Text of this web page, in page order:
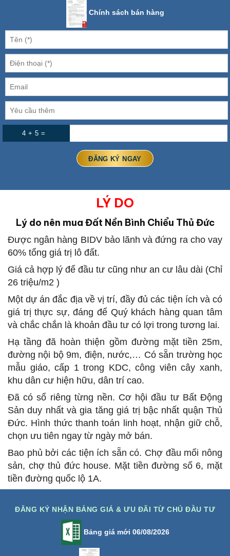
Chính sách bán hàng
4 + 5 =
LÝ DO
Lý do nên mua Đất Nền Bình Chiểu Thủ Đức
Được ngân hàng BIDV bảo lãnh và đứng ra cho vay
60% tổng giá trị lô đất.
Giá cả hợp lý để đầu tư cũng như an cư lâu dài (Chỉ
26 triệu/m2 )
Một dự án đắc địa về vị trí, đầy đủ các tiện ích và có
giá trị thực sự, đáng để Quý khách hàng quan tâm
và chắc chắn là khoản đầu tư có lợi trong tương lai.
Hạ tầng đã hoàn thiện gồm đường mặt tiền 25m,
đường nội bộ 9m, điện, nước,… Có sẵn trường học
mẫu giáo, cấp 1 trong KDC, công viên cây xanh,
khu dân cư hiện hữu, dân trí cao.
Đã có sổ riêng từng nền. Cơ hội đầu tư Bất Động
Sản duy nhất và gia tăng giá trị bậc nhất quận Thủ
Đức. Hình thức thanh toán linh hoạt, nhận giữ chỗ,
chọn ưu tiên ngay từ ngày mở bán.
Bao phủ bởi các tiện ích sẵn có. Chợ đầu mối nông
sản, chợ thủ đức house. Mặt tiền đường số 6, mặt
tiền đường quốc lộ 1A.
ĐĂNG KÝ NHẬN BẢNG GIÁ & ƯU ĐÃI TỪ CHỦ ĐẦU TƯ
Bảng giá mới 06/08/2026